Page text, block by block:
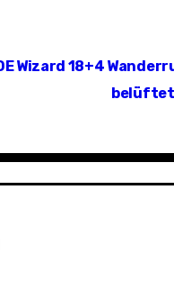
Wizard 18+4
belüftet